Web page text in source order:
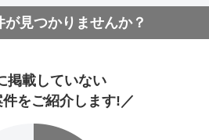
が見つかりませんか？
掲載していない
をご紹介します!／